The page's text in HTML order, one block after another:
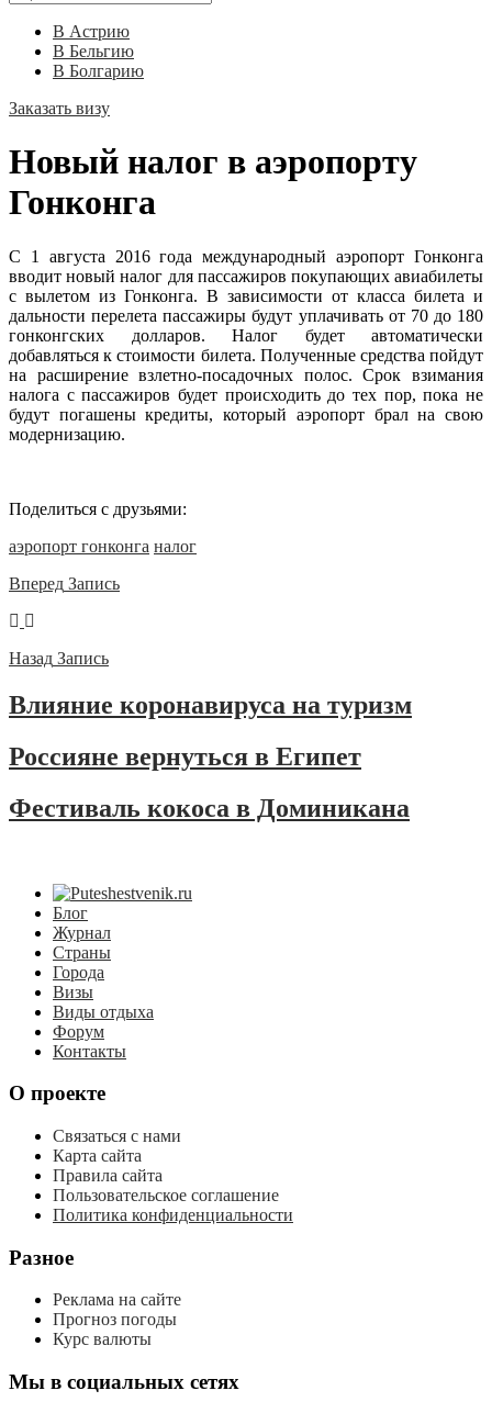
В Астрию
В Бельгию
В Болгарию
Заказать визу
Новый налог в аэропорту
Гонконга
С 1 августа 2016 года международный аэропорт Гонконга
вводит новый налог для пассажиров покупающих авиабилеты
с вылетом из Гонконга. В зависимости от класса билета и
дальности перелета пассажиры будут уплачивать от 70 до 180
гонконгских долларов. Налог будет автоматически
добавляться к стоимости билета. Полученные средства пойдут
на расширение взлетно-посадочных полос. Срок взимания
налога с пассажиров будет происходить до тех пор, пока не
будут погашены кредиты, который аэропорт брал на свою
модернизацию.
Поделиться с друзьями:
аэропорт гонконга налог
Вперед Запись
Назад Запись
Влияние коронавируса на туризм
Россияне вернуться в Египет
Фестиваль кокоса в Доминикана
Блог
Журнал
Страны
Города
Визы
Виды отдыха
Форум
Контакты
О проекте
Связаться с нами
Карта сайта
Правила сайта
Пользовательское соглашение
Политика конфиденциальности
Разное
Реклама на сайте
Прогноз погоды
Курс валюты
Мы в социальных сетях